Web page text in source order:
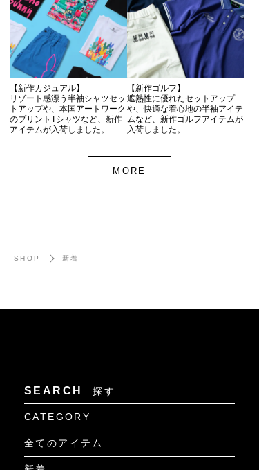
【新作カジュアル】
リゾート感漂う半袖シャツセッ
トアップや、本国アートワーク
のプリントTシャツなど、新作
アイテムが入荷しました。
【新作ゴルフ】
遮熱性に優れたセットアップ
や、快適な着心地の半袖アイテ
ムなど、新作ゴルフアイテムが
入荷しました。
MORE
SHOP 新着
SEARCH 探す
CATEGORY
全てのアイテム